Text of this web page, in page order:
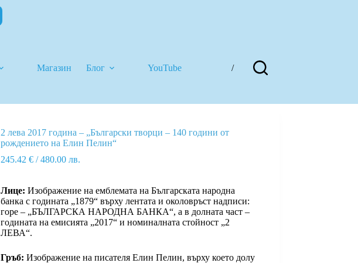
Магазин Блог YouTube /
2 лева 2017 година – „Български творци – 140 години от
рождението на Елин Пелин“
245.42 €/ 480.00 лв.
Лице: Изображение на емблемата на Българската народна
банка с годината „1879“ върху лентата и околовръст надписи:
горе – „БЪЛГАРСКА НАРОДНА БАНКА“, а в долната част –
годината на емисията „2017“ и номиналната стойност „2
ЛЕВА“.
Гръб: Изображение на писателя Елин Пелин, върху което долу